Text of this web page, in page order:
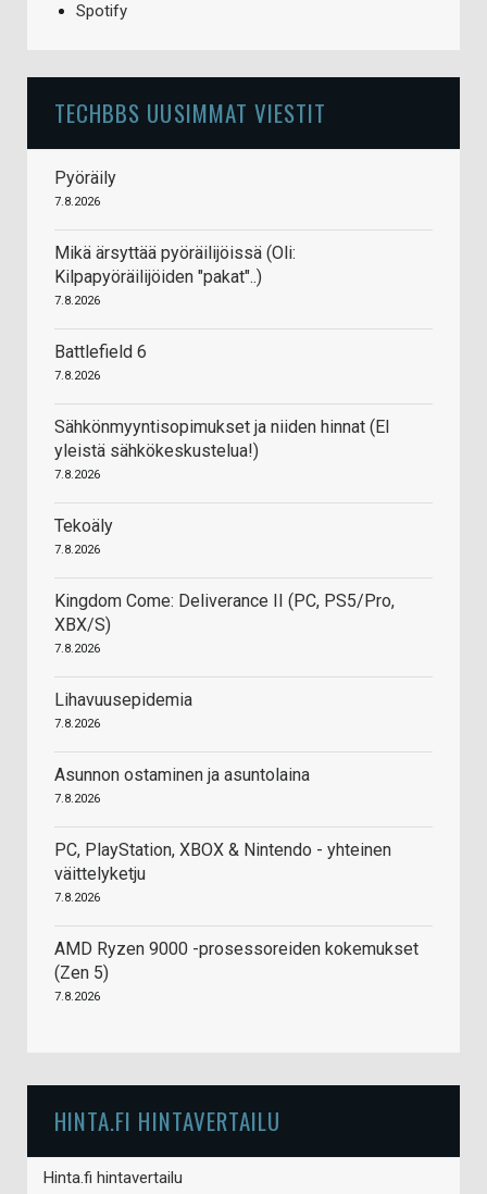
Spotify
TECHBBS UUSIMMAT VIESTIT
Pyöräily
7.8.2026
Mikä ärsyttää pyöräilijöissä (Oli:
Kilpapyöräilijöiden "pakat"..)
7.8.2026
Battlefield 6
7.8.2026
Sähkönmyyntisopimukset ja niiden hinnat (EI
yleistä sähkökeskustelua!)
7.8.2026
Tekoäly
7.8.2026
Kingdom Come: Deliverance II (PC, PS5/Pro,
XBX/S)
7.8.2026
Lihavuusepidemia
7.8.2026
Asunnon ostaminen ja asuntolaina
7.8.2026
PC, PlayStation, XBOX & Nintendo - yhteinen
väittelyketju
7.8.2026
AMD Ryzen 9000 -prosessoreiden kokemukset
(Zen 5)
7.8.2026
HINTA.FI HINTAVERTAILU
Hinta.fi hintavertailu